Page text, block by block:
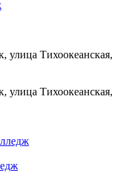
улица Тихоокеанская,
улица Тихоокеанская,